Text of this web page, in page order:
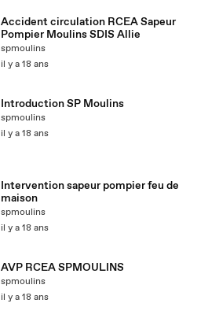
Accident circulation RCEA Sapeur
Pompier Moulins SDIS Allie
spmoulins
il y a 18 ans
Introduction SP Moulins
spmoulins
il y a 18 ans
Intervention sapeur pompier feu de
maison
spmoulins
il y a 18 ans
AVP RCEA SPMOULINS
spmoulins
il y a 18 ans